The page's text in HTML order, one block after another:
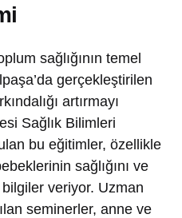
sağlığının temel
gerçekleştirilen
artırmayı
Sağlık Bilimleri
bu eğitimler, özellikle
sağlığını ve
veriyor. Uzman
seminerler, anne ve